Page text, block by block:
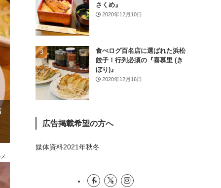
(1)
さくめ』
2020年12月10日
食べログ百名店に選ばれた浜松
餃子！行列必須の『喜慕里 (き
ぼり)』
2020年12月16日
広告掲載希望の方へ
媒体資料2021年秋冬